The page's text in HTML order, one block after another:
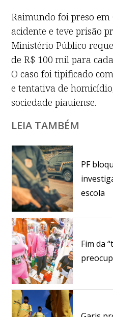
Raimundo foi preso em
acidente e teve prisão
Ministério Público
de R$ 100 mil para
O caso foi tipificado
e tentativa de
sociedade piauiense.
LEIA TAMBÉM
PF
escola
Fim da